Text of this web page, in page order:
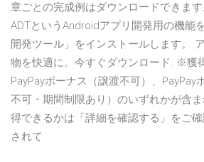
章ごとの完成例はダウンロードできます
ADTというAndroidアプリ開発用の機能
開発ツール」をインストールします。
物を快適に。今すぐダウンロード. ※獲
PayPayボーナス（譲渡不可）、PayPay
不可・期間制限あり）のいずれかが含
得できるかは「詳細を確認する」をご
されて